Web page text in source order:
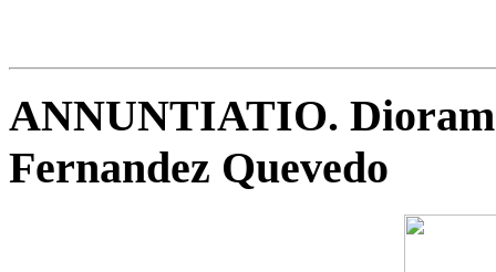
ANNUNTIATIO.
Fernandez Quevedo